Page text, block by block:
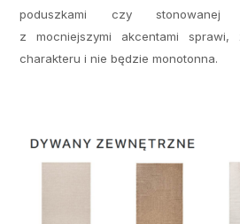
poduszkami czy stonowanej
z mocniejszymi akcentami sprawi,
charakteru i nie będzie monotonna.